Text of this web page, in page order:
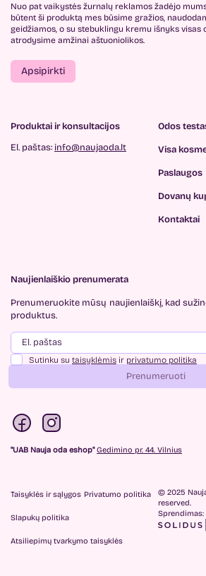
Nuo pat vaikystės žurnalų reklamos žadėjo
būtent ši produktą mes būsime gražios,
geidžiamos, o su stebuklingu kremu išnyks visas
atrodysime amžinai aštuoniolikos.
Apsipirkti
Produktai ir konsultacijos
El. paštas: info@naujaoda.lt
Odos
Visa
Paslaugos
Dovanų
Kontaktai
Naujienlaiškio prenumerata
Prenumeruokite mūsų naujienlaiškį, kad
produktus.
Sutinku su taisyklėmis ir privatumo politika
Prenumeruoti
"UAB Nauja oda eshop" Gedimino pr. 44. Vilnius
Taisyklės ir sąlygos Privatumo politika
Slapukų politika
Atsiliepimų tvarkymo taisyklės
© 2025
reserved.
Sprendimas: